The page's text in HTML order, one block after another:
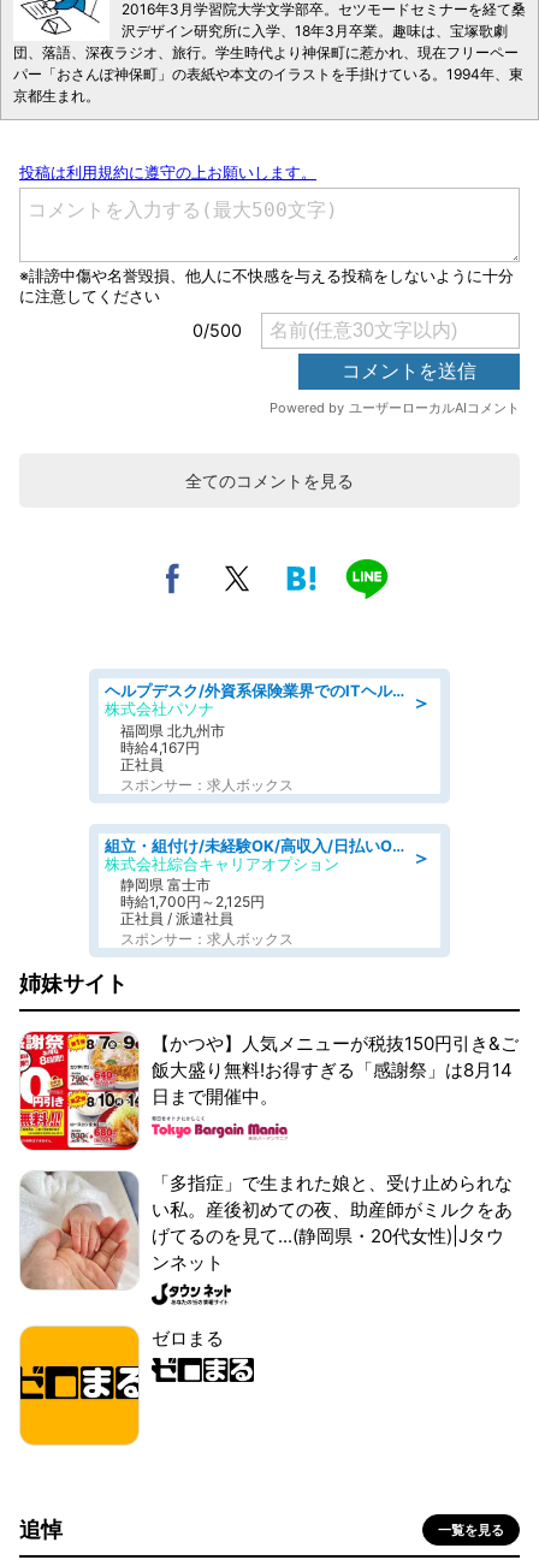
2016年3月学習院大学文学部卒。セツモードセミナーを経て桑
沢デザイン研究所に入学、18年3月卒業。趣味は、宝塚歌劇
団、落語、深夜ラジオ、旅行。学生時代より神保町に惹かれ、現在フリーペー
パー「おさんぽ神保町」の表紙や本文のイラストを手掛けている。1994年、東
京都生まれ。
全てのコメントを見る
＞
ヘルプデスク/外資系保険業界でのITヘルプデスク業務/駅近/即日勤務可/ヘルプデスク
株式会社パソナ
福岡県 北九州市
時給4,167円
正社員
スポンサー：求人ボックス
＞
組立・組付け/未経験OK/高収入/日払いOK/交替制/20・30・40代活躍中
株式会社綜合キャリアオプション
静岡県 富士市
時給1,700円～2,125円
正社員 / 派遣社員
スポンサー：求人ボックス
姉妹サイト
【かつや】人気メニューが税抜150円引き&ご
飯大盛り無料!お得すぎる「感謝祭」は8月14
日まで開催中。
「多指症」で生まれた娘と、受け止められな
い私。産後初めての夜、助産師がミルクをあ
げてるのを見て...(静岡県・20代女性)|Jタウ
ンネット
ゼロまる
追悼 一覧を見る